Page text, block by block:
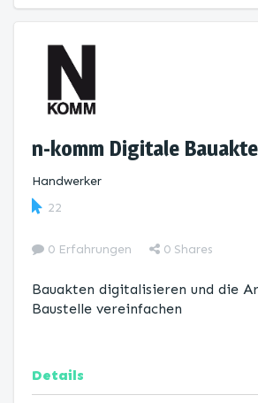
n-komm Digitale Bauakte
Handwerker
22
0 Erfahrungen 0 Shares
Bauakten digitalisieren und die
Baustelle vereinfachen
Details